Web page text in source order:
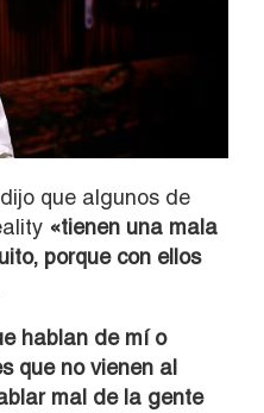
que algunos de
«tienen una mala
porque con ellos
hablan de mí o
que no vienen al
mal de la gente